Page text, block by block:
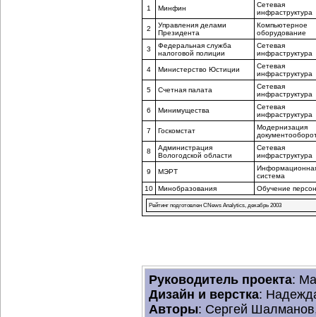
1 Минфин
Сетевая
инфраструктура
2
Управления делами
Президента
Компьютерное
оборудование
3
Федеральная служба
налоговой полиции
Сетевая
инфраструктура
4 Министерство Юстиции
Сетевая
инфраструктура
5 Счетная палата
Сетевая
инфраструктура
6 Минимущества
Сетевая
инфраструктура
7 Госкомстат
Модернизация
8
Администрация
Вологодской области
Сетевая
инфраструктура
9 МЭРТ
система
10
Минобразования Обучение
Рейтинг подготовлен CNews Analytics, декабрь 2003
Руководитель проекта:
Дизайн и верстка:
Авторы: Сергей